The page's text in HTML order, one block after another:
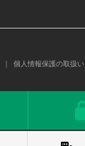
個人情報保護の取扱い